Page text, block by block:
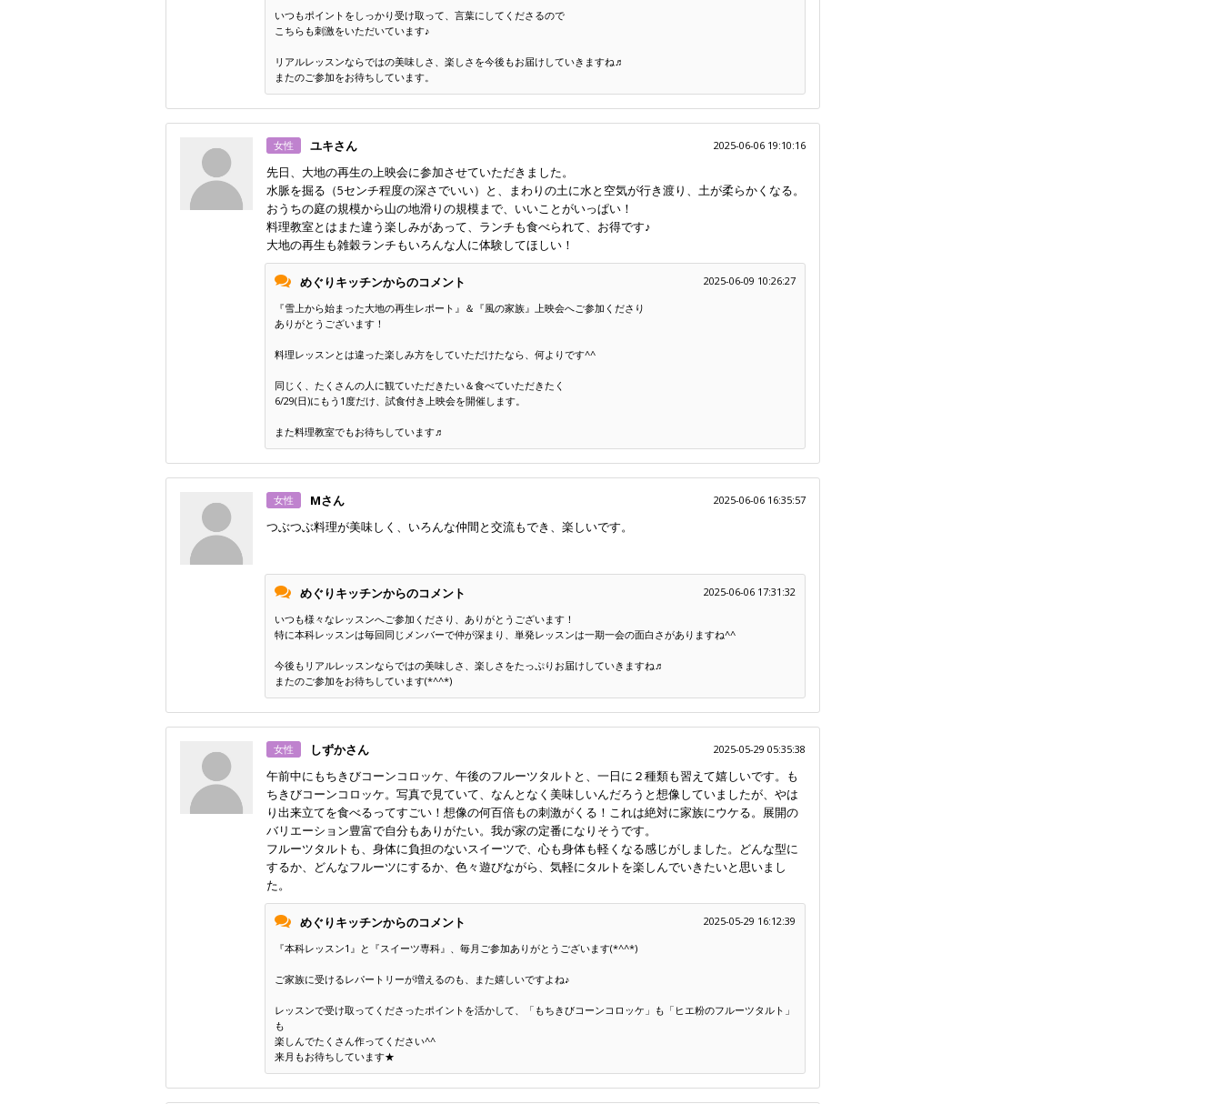
いつもポイントをしっかり受け取って、言葉にしてくださるので
こちらも刺激をいただいています♪
リアルレッスンならではの美味しさ、楽しさを今後もお届けしていきますね♬
またのご参加をお待ちしています。
女性 ユキさん 2025-06-06 19:10:16
先日、大地の再生の上映会に参加させていただきました。
水脈を掘る（5センチ程度の深さでいい）と、まわりの土に水と空気が行き渡り、土が柔らかくなる。
おうちの庭の規模から山の地滑りの規模まで、いいことがいっぱい！
料理教室とはまた違う楽しみがあって、ランチも食べられて、お得です♪
大地の再生も雑穀ランチもいろんな人に体験してほしい！
めぐりキッチンからのコメント
2025-06-09 10:26:27
『雪上から始まった大地の再生レポート』＆『風の家族』上映会へご参加くださり
ありがとうございます！
料理レッスンとは違った楽しみ方をしていただけたなら、何よりです^^
同じく、たくさんの人に観ていただきたい＆食べていただきたく
6/29(日)にもう1度だけ、試食付き上映会を開催します。
また料理教室でもお待ちしています♬
女性 Mさん 2025-06-06 16:35:57
つぶつぶ料理が美味しく、いろんな仲間と交流もでき、楽しいです。
めぐりキッチンからのコメント
2025-06-06 17:31:32
いつも様々なレッスンへご参加くださり、ありがとうございます！
特に本科レッスンは毎回同じメンバーで仲が深まり、単発レッスンは一期一会の面白さがありますね^^
今後もリアルレッスンならではの美味しさ、楽しさをたっぷりお届けしていきますね♬
またのご参加をお待ちしています(*^^*)
女性 しずかさん 2025-05-29 05:35:38
午前中にもちきびコーンコロッケ、午後のフルーツタルトと、一日に２種類も習えて嬉しいです。も
ちきびコーンコロッケ。写真で見ていて、なんとなく美味しいんだろうと想像していましたが、やは
り出来立てを食べるってすごい！想像の何百倍もの刺激がくる！これは絶対に家族にウケる。展開の
バリエーション豊富で自分もありがたい。我が家の定番になりそうです。
フルーツタルトも、身体に負担のないスイーツで、心も身体も軽くなる感じがしました。どんな型に
するか、どんなフルーツにするか、色々遊びながら、気軽にタルトを楽しんでいきたいと思いまし
た。
めぐりキッチンからのコメント
2025-05-29 16:12:39
『本科レッスン1』と『スイーツ専科』、毎月ご参加ありがとうございます(*^^*)
ご家族に受けるレパートリーが増えるのも、また嬉しいですよね♪
レッスンで受け取ってくださったポイントを活かして、「もちきびコーンコロッケ」も「ヒエ粉のフルーツタルト」
も
楽しんでたくさん作ってください^^
来月もお待ちしています★